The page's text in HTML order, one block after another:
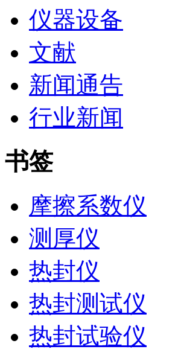
仪器设备
文献
新闻通告
行业新闻
书签
摩擦系数仪
测厚仪
热封仪
热封测试仪
热封试验仪